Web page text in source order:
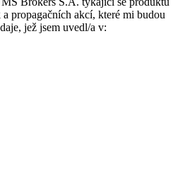
propagačních akcí, které mi budou
jež jsem uvedl/a v: